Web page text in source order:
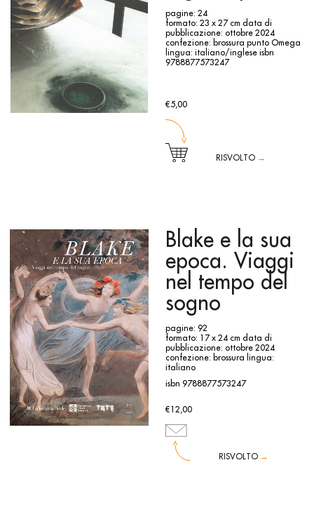
pagine: 24
formato: 23 x 27 cm data di
pubblicazione: ottobre 2024
confezione: brossura punto Omega
lingua: italiano/inglese isbn
9788877573247
€5,00
RISVOLTO →
Blake e la sua
epoca. Viaggi
nel tempo del
sogno
pagine: 92
formato: 17 x 24 cm data di
pubblicazione: ottobre 2024
confezione: brossura lingua:
italiano
isbn 9788877573247
€12,00
RISVOLTO →